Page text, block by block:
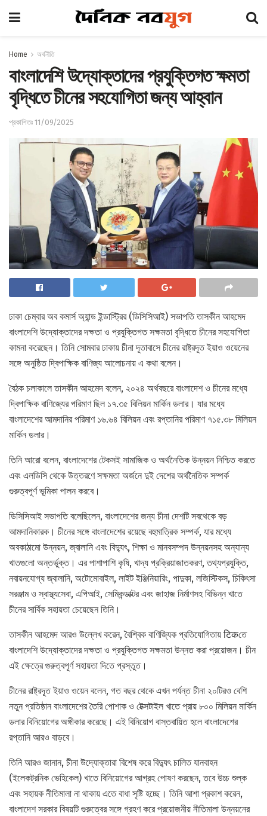
Home অর্থনীতি
বাংলাদেশি উদ্যোক্তাদের প্রযুক্তিগত ক্ষমতা
বৃদ্ধিতে চীনের সহযোগিতা জন্য আহ্বান
প্রকাশিতঃ 11/09/2025
ঢাকা চেম্বার অব কমার্স অ্যান্ড ইন্ডাস্ট্রির (ডিসিসিআই) সভাপতি তাসকীন আহমেদ
বাংলাদেশি উদ্যোক্তাদের দক্ষতা ও প্রযুক্তিগত সক্ষমতা বৃদ্ধিতে চীনের সহযোগিতা
কামনা করেছেন। তিনি সোমবার ঢাকায় চীনা দূতাবাসে চীনের রাষ্ট্রদূত ইয়াও ওয়েনের
সঙ্গে অনুষ্ঠিত দ্বিপাক্ষিক বাণিজ্য আলোচনায় এ কথা বলেন।
বৈঠক চলাকালে তাসকীন আহমেদ বলেন, ২০২৪ অর্থবছরে বাংলাদেশ ও চীনের মধ্যে
দ্বিপাক্ষিক বাণিজ্যের পরিমাণ ছিল ১৭.৩৫ বিলিয়ন মার্কিন ডলার। যার মধ্যে
বাংলাদেশের আমদানির পরিমাণ ১৬.৬৪ বিলিয়ন এবং রপ্তানির পরিমাণ ৭১৫.৩৮ মিলিয়ন
মার্কিন ডলার।
তিনি আরো বলেন, বাংলাদেশের টেকসই সামাজিক ও অর্থনৈতিক উন্নয়ন নিশ্চিত করতে
এবং এলডিসি থেকে উত্তরণে সক্ষমতা অর্জনে দুই দেশের অর্থনৈতিক সম্পর্ক
গুরুত্বপূর্ণ ভূমিকা পালন করবে।
ডিসিসিআই সভাপতি বলেছিলেন, বাংলাদেশের জন্য চীনা দেশটি সবথেকে বড়
আমদানিকারক। চীনের সঙ্গে বাংলাদেশের রয়েছে বহুমাত্রিক সম্পর্ক, যার মধ্যে
অবকাঠামো উন্নয়ন, জ্বালানি এবং বিদ্যুৎ, শিক্ষা ও মানবসম্পদ উন্নয়নসহ অন্যান্য
খাতগুলো অন্তর্ভুক্ত। এর পাশাপাশি কৃষি, খাদ্য প্রক্রিয়াজাতকরণ, তথ্যপ্রযুক্তি,
নবায়নযোগ্য জ্বালানি, অটোমোবাইল, লাইট ইঞ্জিনিয়ারিং, পাদুকা, লজিস্টিকস, চিকিৎসা
সরঞ্জাম ও স্বাস্থ্যসেবা, এপিআই, সেমিকন্ডাক্টর এবং জাহাজ নির্মাণসহ বিভিন্ন খাতে
চীনের সার্বিক সহায়তা চেয়েছেন তিনি।
তাসকীন আহমেদ আরও উল্লেখ করেন, বৈশ্বিক বাণিজ্যিক প্রতিযোগিতায় टिकতে
বাংলাদেশি উদ্যোক্তাদের দক্ষতা ও প্রযুক্তিগত সক্ষমতা উন্নত করা প্রয়োজন। চীন
এই ক্ষেত্রে গুরুত্বপূর্ণ সহায়তা দিতে প্রস্তুত।
চীনের রাষ্ট্রদূত ইয়াও ওয়েন বলেন, গত বছর থেকে এখন পর্যন্ত চীনা ২০টিরও বেশি
নতুন প্রতিষ্ঠান বাংলাদেশের তৈরি পোশাক ও টেক্সটাইল খাতে প্রায় ৮০০ মিলিয়ন মার্কিন
ডলার বিনিয়োগের অঙ্গীকার করেছে। এই বিনিয়োগ বাস্তবায়িত হলে বাংলাদেশের
রপ্তানি আরও বাড়বে।
তিনি আরও জানান, চীনা উদ্যোক্তারা বিশেষ করে বিদ্যুৎ চালিত যানবাহন
(ইলেকট্রনিক ভেহিকেল) খাতে বিনিয়োগের আগ্রহ পোষণ করছেন, তবে উচ্চ শুল্ক
এবং সহায়ক নীতিমালা না থাকায় এতে বাধা সৃষ্টি হচ্ছে। তিনি আশা প্রকাশ করেন,
বাংলাদেশ সরকার বিষয়টি গুরুত্বের সঙ্গে গ্রহণ করে প্রয়োজনীয় নীতিমালা উন্নয়নের